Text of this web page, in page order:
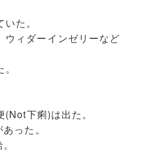
た。
ウィダーインゼリーなど
(Not下痢)は出た。
った。